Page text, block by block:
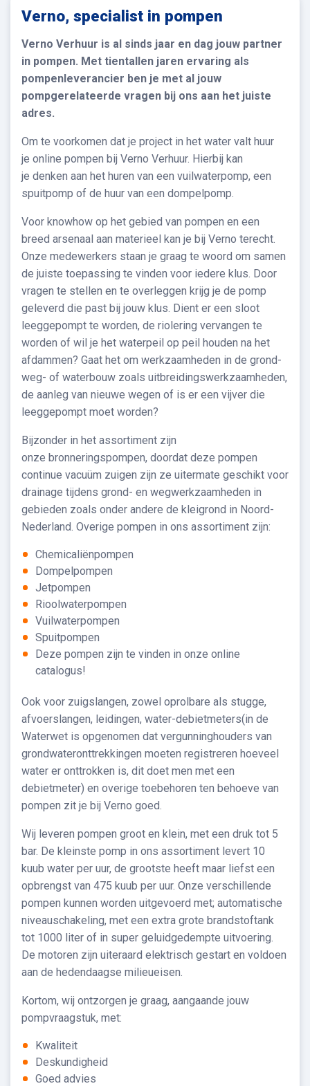
Verno, specialist in pompen
Verno Verhuur is al sinds jaar en dag jouw partner
in pompen. Met tientallen jaren ervaring als
pompenleverancier ben je met al jouw
pompgerelateerde vragen bij ons aan het juiste
adres.
Om te voorkomen dat je project in het water valt huur
je online pompen bij Verno Verhuur. Hierbij kan
je denken aan het huren van een vuilwaterpomp, een
spuitpomp of de huur van een dompelpomp.
Voor knowhow op het gebied van pompen en een
breed arsenaal aan materieel kan je bij Verno terecht.
Onze medewerkers staan je graag te woord om samen
de juiste toepassing te vinden voor iedere klus. Door
vragen te stellen en te overleggen krijg je de pomp
geleverd die past bij jouw klus. Dient er een sloot
leeggepompt te worden, de riolering vervangen te
worden of wil je het waterpeil op peil houden na het
afdammen? Gaat het om werkzaamheden in de grond-
weg- of waterbouw zoals uitbreidingswerkzaamheden,
de aanleg van nieuwe wegen of is er een vijver die
leeggepompt moet worden?
Bijzonder in het assortiment zijn
onze bronneringspompen, doordat deze pompen
continue vacuüm zuigen zijn ze uitermate geschikt voor
drainage tijdens grond- en wegwerkzaamheden in
gebieden zoals onder andere de kleigrond in Noord-
Nederland. Overige pompen in ons assortiment zijn:
Chemicaliënpompen
Dompelpompen
Jetpompen
Rioolwaterpompen
Vuilwaterpompen
Spuitpompen
Deze pompen zijn te vinden in onze online
catalogus!
Ook voor zuigslangen, zowel oprolbare als stugge,
afvoerslangen, leidingen, water-debietmeters(in de
Waterwet is opgenomen dat vergunninghouders van
grondwateronttrekkingen moeten registreren hoeveel
water er onttrokken is, dit doet men met een
debietmeter) en overige toebehoren ten behoeve van
pompen zit je bij Verno goed.
Wij leveren pompen groot en klein, met een druk tot 5
bar. De kleinste pomp in ons assortiment levert 10
kuub water per uur, de grootste heeft maar liefst een
opbrengst van 475 kuub per uur. Onze verschillende
pompen kunnen worden uitgevoerd met; automatische
niveauschakeling, met een extra grote brandstoftank
tot 1000 liter of in super geluidgedempte uitvoering.
De motoren zijn uiteraard elektrisch gestart en voldoen
aan de hedendaagse milieueisen.
Kortom, wij ontzorgen je graag, aangaande jouw
pompvraagstuk, met:
Kwaliteit
Deskundigheid
Goed advies